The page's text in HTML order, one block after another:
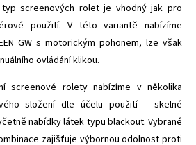
screenových rolet je vhodný jak pro
použití. V této variantě nabízíme
GW s motorickým pohonem, lze však
ovládání klikou.
screenové rolety nabízíme v několika
složení dle účelu použití – skelné
nabídky látek typu blackout. Vybrané
zajišťuje výbornou odolnost proti